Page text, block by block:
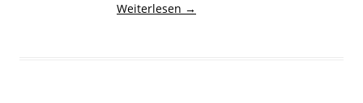
Weiterlesen →